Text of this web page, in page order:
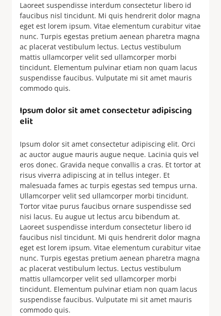
Laoreet suspendisse interdum consectetur libero id
faucibus nisl tincidunt. Mi quis hendrerit dolor magna
eget est lorem ipsum. Vitae elementum curabitur vitae
nunc. Turpis egestas pretium aenean pharetra magna
ac placerat vestibulum lectus. Lectus vestibulum
mattis ullamcorper velit sed ullamcorper morbi
tincidunt. Elementum pulvinar etiam non quam lacus
suspendisse faucibus. Vulputate mi sit amet mauris
commodo quis.
Ipsum dolor sit amet consectetur adipiscing
elit
Ipsum dolor sit amet consectetur adipiscing elit. Orci
ac auctor augue mauris augue neque. Lacinia quis vel
eros donec. Gravida neque convallis a cras. Et tortor at
risus viverra adipiscing at in tellus integer. Et
malesuada fames ac turpis egestas sed tempus urna.
Ullamcorper velit sed ullamcorper morbi tincidunt.
Tortor vitae purus faucibus ornare suspendisse sed
nisi lacus. Eu augue ut lectus arcu bibendum at.
Laoreet suspendisse interdum consectetur libero id
faucibus nisl tincidunt. Mi quis hendrerit dolor magna
eget est lorem ipsum. Vitae elementum curabitur vitae
nunc. Turpis egestas pretium aenean pharetra magna
ac placerat vestibulum lectus. Lectus vestibulum
mattis ullamcorper velit sed ullamcorper morbi
tincidunt. Elementum pulvinar etiam non quam lacus
suspendisse faucibus. Vulputate mi sit amet mauris
commodo quis.